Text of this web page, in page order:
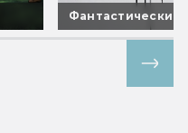
Фантастические